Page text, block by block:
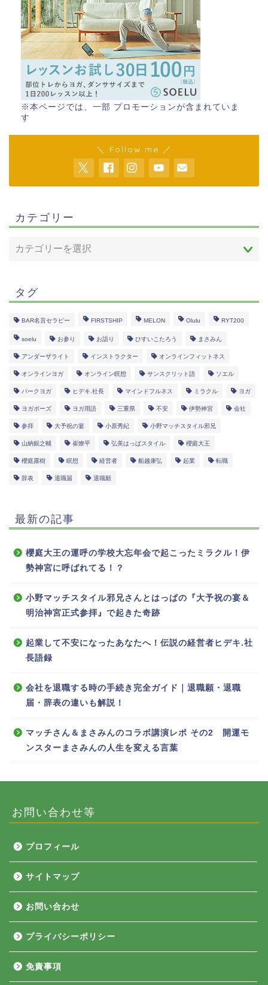
※本ページでは、一部 プロモーションが含まれていま
す
＼ Follow me ／
カテゴリー
タグ
BAR名言セラピー FIRSTSHIP MELON Olulu RYT200
soelu お参り お詣り ひすいこたろう まさみん
アンダーザライト インストラクター オンラインフィットネス
オンラインヨガ オンライン瞑想 サンスクリット語 ソエル
パークヨガ ヒデキ.社長 マインドフルネス ミラクル ヨガ
ヨガポーズ ヨガ用語 三重県 不安 伊勢神宮 会社
参拝 大予祝の宴 小原秀紀 小野マッチスタイル邪兄
山納銀之輔 崔燎平 弘美はっぱスタイル 櫻庭大王
櫻庭露樹 瞑想 経営者 船越康弘 起業 転職
辞表 退職届 退職願
最新の記事
櫻庭大王の運呼の学校大忘年会で起こったミラクル！伊
勢神宮に呼ばれてる！？
小野マッチスタイル邪兄さんとはっぱの『大予祝の宴＆
明治神宮正式参拝』で起きた奇跡
起業して不安になったあなたへ！伝説の経営者ヒデキ.社
長語録
会社を退職する時の手続き完全ガイド｜退職願・退職
届・辞表の違いも解説！
マッチさん＆まさみんのコラボ講演レポ その2 開運モ
ンスターまさみんの人生を変える言葉
お問い合わせ等
プロフィール
サイトマップ
お問い合わせ
プライバシーポリシー
免責事項